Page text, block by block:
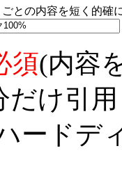
ごとの内容を短く的
須(内容
だけ引
ードデ